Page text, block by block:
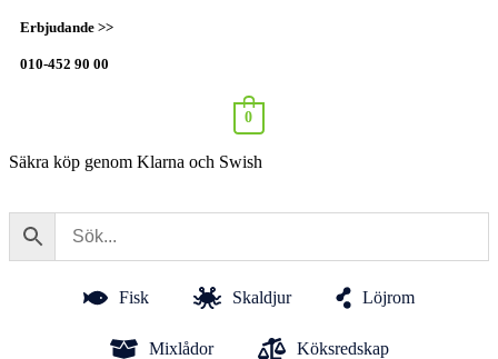
Erbjudande >>
010-452 90 00
0
Säkra köp genom Klarna och Swish
Fisk Skaldjur Löjrom
Mixlådor Köksredskap